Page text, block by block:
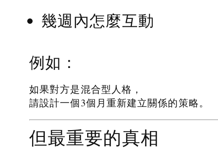
幾週內怎麼互動
例如：
如果對方是混合型人格，
請設計一個3個月重新建立關係的策略。
但最重要的真相